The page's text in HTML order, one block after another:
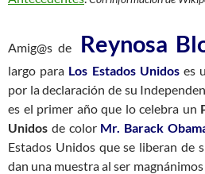
Amig@s de Reynosa
largo para Los Estados Unidoses
por la declaración de su
es el primer año que lo celebra un
Unidos de colorMr. Barack
Estados Unidos que se liberan de
dan una muestra al ser magnánimos